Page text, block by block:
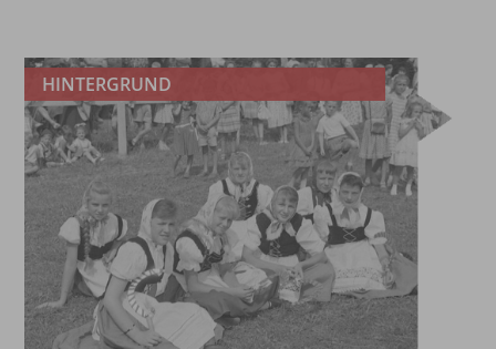
HINTERGRUND